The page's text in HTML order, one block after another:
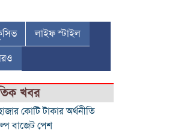
লাইফ স্টাইল
খবর
কোটি টাকার অর্থনীতি
বাজেট পেশ